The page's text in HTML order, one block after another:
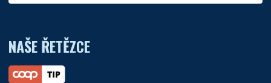
NAŠE ŘETĚZCE